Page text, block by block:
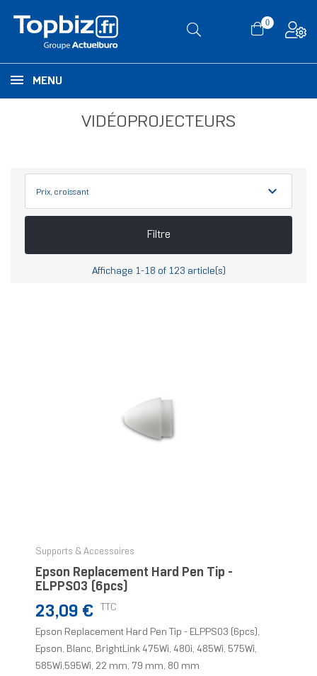
0
MENU
VIDÉOPROJECTEURS
Prix, croissant expand_more
Filtre
Affichage 1-18 of 123 article(s)
Supports & Accessoires
Epson Replacement Hard Pen Tip -
ELPPS03 (6pcs)
Prix
23,09 € TTC
Epson Replacement Hard Pen Tip - ELPPS03 (6pcs),
Epson, Blanc, BrightLink 475Wi, 480i, 485Wi, 575Wi,
585Wi,595Wi, 22 mm, 79 mm, 80 mm